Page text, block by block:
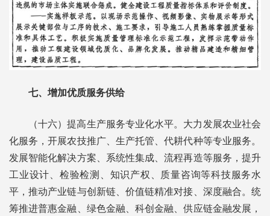
七、增加优质服务供给
（十六）提高生产服务专业化水平。大力发展农业社会
化服务，开展农技推广、生产托管、代耕代种等专业服务。
发展智能化解决方案、系统性集成、流程再造等服务，提升
工业设计、检验检测、知识产权、质量咨询等科技服务水
平，推动产业链与创新链、价值链精准对接、深度融合。统
筹推进普惠金融、绿色金融、科创金融、供应链金融发展，